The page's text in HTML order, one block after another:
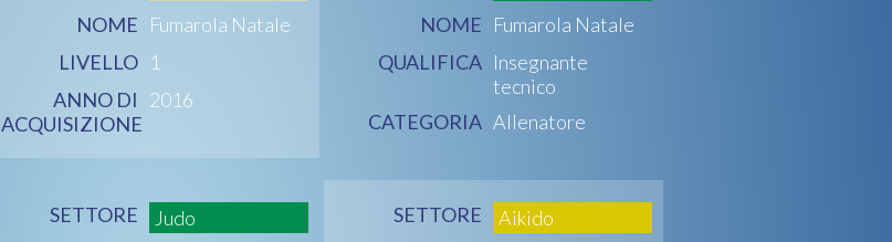
NOME Fumarola Natale
LIVELLO 1
ANNO DI
ACQUISIZIONE
2016
NOME Fumarola Natale
QUALIFICA Insegnante
tecnico
CATEGORIA Allenatore
SETTORE
Judo
SETTORE
Aikido